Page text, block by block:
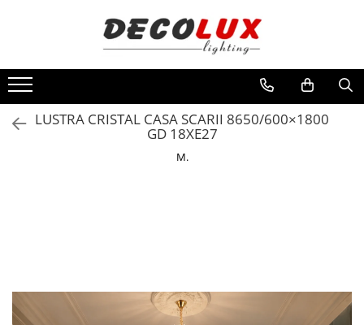
Toate Produsele
■ ILUMINAT DE INTERIOR
CANDELABRE & PENDULE CLASICE
APLICE CLASICE
VEIOZE CRISTAL
LUSTRA CRISTAL CASA SCARII 8650/600×1800
GD 18XE27
M.